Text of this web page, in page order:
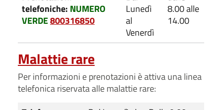
telefoniche: NUMERO
VERDE800316850
Lunedì
al
Venerdì
8.00 alle
14.00
Malattie rare
Per informazioni e prenotazioni è attiva una linea
telefonica riservata alle malattie rare: